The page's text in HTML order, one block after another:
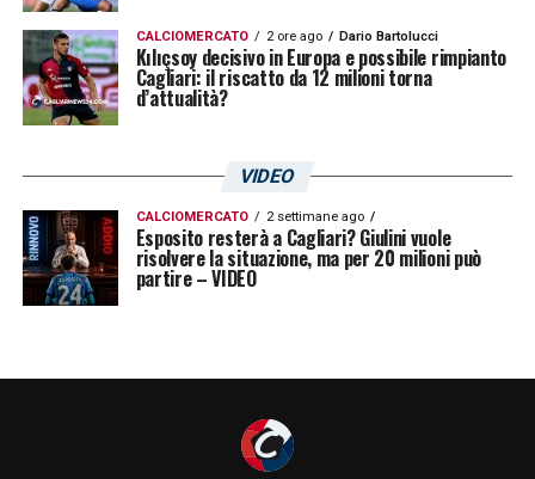
CALCIOMERCATO 2 ore ago Dario Bartolucci
Kılıçsoy decisivo in Europa e possibile rimpianto
Cagliari: il riscatto da 12 milioni torna
d’attualità?
VIDEO
CALCIOMERCATO 2 settimane ago
Esposito resterà a Cagliari? Giulini vuole
risolvere la situazione, ma per 20 milioni può
partire – VIDEO